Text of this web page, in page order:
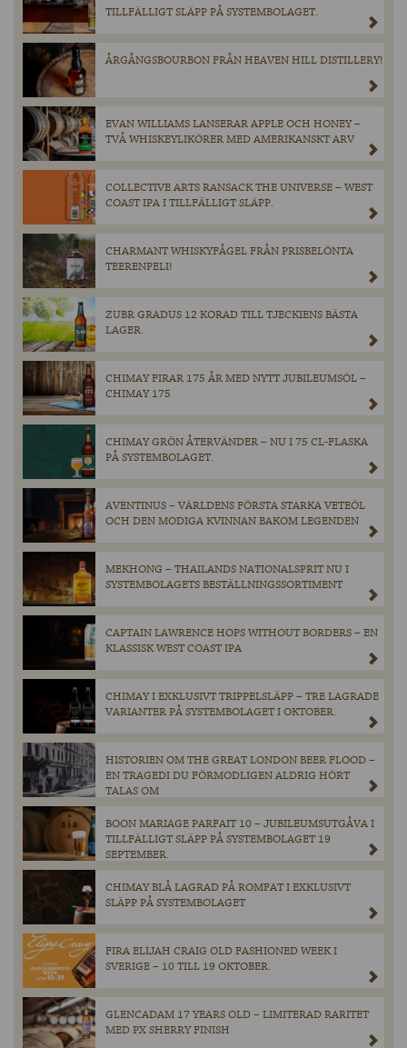
TILLFÄLLIGT SLÄPP PÅ SYSTEMBOLAGET.
ÅRGÅNGSBOURBON FRÅN HEAVEN HILL DISTILLERY!
EVAN WILLIAMS LANSERAR APPLE OCH HONEY –
TVÅ WHISKEYLIKÖRER MED AMERIKANSKT ARV
COLLECTIVE ARTS RANSACK THE UNIVERSE – WEST
COAST IPA I TILLFÄLLIGT SLÄPP.
CHARMANT WHISKYFÅGEL FRÅN PRISBELÖNTA
TEERENPELI!
ZUBR GRADUS 12 KORAD TILL TJECKIENS BÄSTA
LAGER.
CHIMAY FIRAR 175 ÅR MED NYTT JUBILEUMSÖL –
CHIMAY 175
CHIMAY GRÖN ÅTERVÄNDER – NU I 75 CL-FLASKA
PÅ SYSTEMBOLAGET.
AVENTINUS – VÄRLDENS FÖRSTA STARKA VETEÖL
OCH DEN MODIGA KVINNAN BAKOM LEGENDEN
MEKHONG – THAILANDS NATIONALSPRIT NU I
SYSTEMBOLAGETS BESTÄLLNINGSSORTIMENT
CAPTAIN LAWRENCE HOPS WITHOUT BORDERS – EN
KLASSISK WEST COAST IPA
CHIMAY I EXKLUSIVT TRIPPELSLÄPP – TRE LAGRADE
VARIANTER PÅ SYSTEMBOLAGET I OKTOBER.
HISTORIEN OM THE GREAT LONDON BEER FLOOD –
EN TRAGEDI DU FÖRMODLIGEN ALDRIG HÖRT
TALAS OM
BOON MARIAGE PARFAIT 10 – JUBILEUMSUTGÅVA I
TILLFÄLLIGT SLÄPP PÅ SYSTEMBOLAGET 19
SEPTEMBER.
CHIMAY BLÅ LAGRAD PÅ ROMFAT I EXKLUSIVT
SLÄPP PÅ SYSTEMBOLAGET
FIRA ELIJAH CRAIG OLD FASHIONED WEEK I
SVERIGE – 10 TILL 19 OKTOBER.
GLENCADAM 17 YEARS OLD – LIMITERAD RARITET
MED PX SHERRY FINISH